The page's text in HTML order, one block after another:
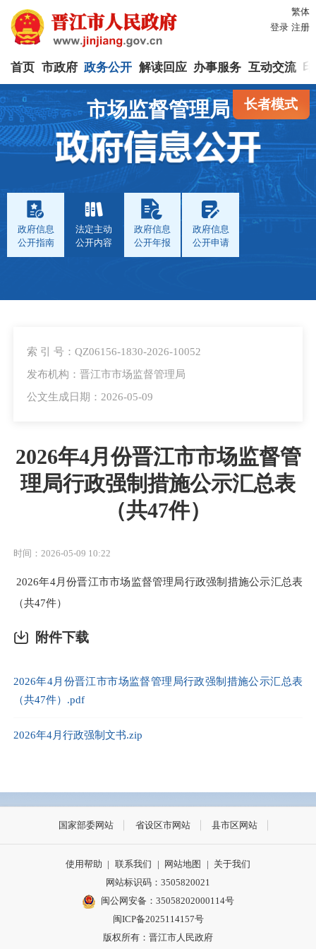
繁体
登录 注册
首页 市政府 政务公开 解读回应 办事服务 互动交流
长者模式
市场监督管理局
政府信息
公开指南
法定主动
公开内容
政府信息
公开年报
政府信息
公开申请
索 引 号：QZ06156-1830-2026-10052
发布机构：晋江市市场监督管理局
公文生成日期：2026-05-09
2026年4月份晋江市市场监督管
理局行政强制措施公示汇总表
（共47件）
时间：2026-05-09 10:22
2026年4月份晋江市市场监督管理局行政强制措施公示汇总表
（共47件）
附件下载
2026年4月份晋江市市场监督管理局行政强制措施公示汇总表
（共47件）.pdf
2026年4月行政强制文书.zip
国家部委网站 省设区市网站 县市区网站
使用帮助 | 联系我们 | 网站地图 | 关于我们
网站标识码：3505820021
闽公网安备：35058202000114号
闽ICP备2025114157号
版权所有：晋江市人民政府